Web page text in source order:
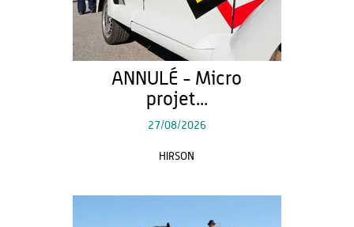
ANNULÉ - Micro
projet...
27/08/2026
HIRSON